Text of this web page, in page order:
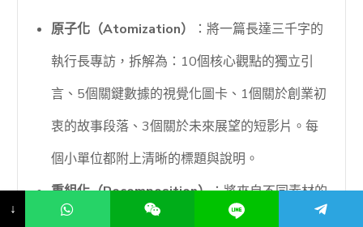
原子化（Atomization）
：將一篇長達三千字的
執行長專訪，拆解為：10個核心觀點的獨立引
言、5個關鍵數據的視覺化圖卡、1個關於創業初
衷的故事段落、3個關於未來展望的短影片。每
個小單位都附上清晰的標題與說明。
重組化（Recomposition）：將來自不同素材的
↓